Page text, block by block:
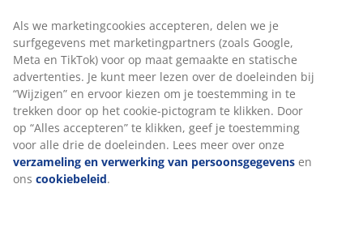
Bedden
Het is belangrijk om een bed en matras te kopen die bij jou
past. Wij brengen vele uren van de dag door ons bed. Lees
hiermeer over hoe je beter kunt slapen.
Dekbedden
Dekbedden zijn verkrijgbaar in verschillende maten. Welk
dekbed is voor jou het meest geschikt? Lees het in
Als we marketingcookies accepteren, delen we je
surfgegevens met marketingpartners (zoals Google,
Meta en TikTok) voor op maat gemaakte en statische
advertenties. Je kunt meer lezen over de doeleinden bij
“Wijzigen” en ervoor kiezen om je toestemming in te
trekken door op het cookie-pictogram te klikken. Door
op “Alles accepteren” te klikken, geef je toestemming
voor alle drie de doeleinden. Lees meer over onze
verzameling en verwerking van persoonsgegevens en
ons cookiebeleid.